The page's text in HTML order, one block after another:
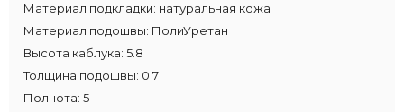
Материал подкладки: натуральная кожа
Материал подошвы: ПолиУретан
Высота каблука: 5.8
Толщина подошвы: 0.7
Полнота: 5